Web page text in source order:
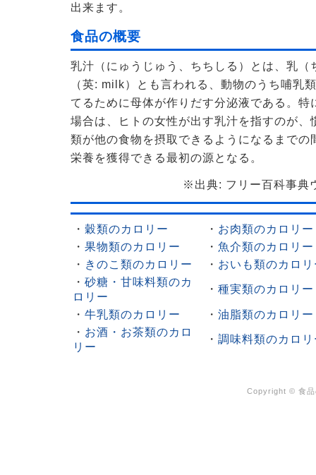
出来ます。
食品の概要
乳汁（にゅうじゅう、ちちしる）とは、乳（
（英: milk）とも言われる、動物のうち哺乳
てるために母体が作りだす分泌液である。
場合は、ヒトの女性が出す乳汁を指すのが、
類が他の食物を摂取できるようになるまでの
栄養を獲得できる最初の源となる。
※出典: フリー百科事典
・ 穀類のカロリー ・ お肉類のカロリー
・ 果物類のカロリー ・ 魚介類のカロリー
・ きのこ類のカロリー ・ おいも類のカロリ
・ 砂糖・甘味料類のカ
ロリー
・ 種実類のカロリー
・ 牛乳類のカロリー ・ 油脂類のカロリー
・ お酒・お茶類のカロ
リー
・ 調味料類のカロリ
Copyright © 食